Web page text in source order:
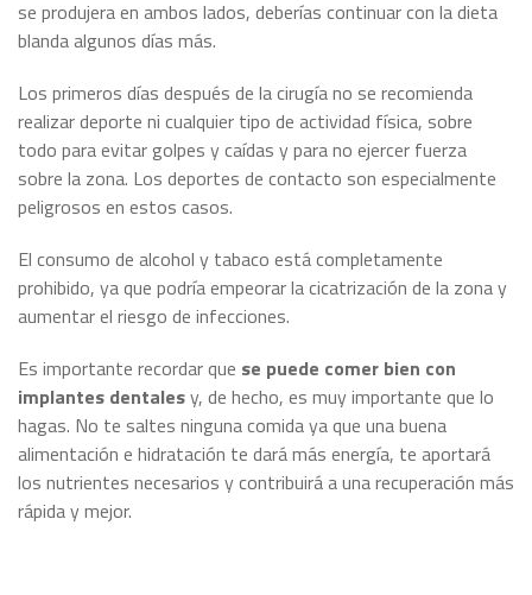
se produjera en ambos lados, deberías continuar con la dieta
blanda algunos días más.
Los primeros días después de la cirugía no se recomienda
realizar deporte ni cualquier tipo de actividad física, sobre
todo para evitar golpes y caídas y para no ejercer fuerza
sobre la zona. Los deportes de contacto son especialmente
peligrosos en estos casos.
El consumo de alcohol y tabaco está completamente
prohibido, ya que podría empeorar la cicatrización de la zona y
aumentar el riesgo de infecciones.
Es importante recordar que se puede comer bien con
implantes dentalesy, de hecho, es muy importante que lo
hagas. No te saltes ninguna comida ya que una buena
alimentación e hidratación te dará más energía, te aportará
los nutrientes necesarios y contribuirá a una recuperación más
rápida y mejor.